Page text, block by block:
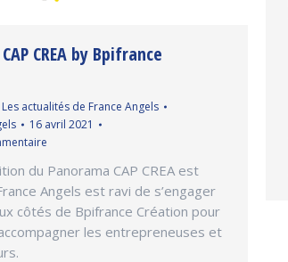
CREA by Bpifrance
Les actualités de France Angels
16 avril 2021
du Panorama CAP CREA est
Angels est ravi de s’engager
côtés de Bpifrance Création pour
les entrepreneuses et